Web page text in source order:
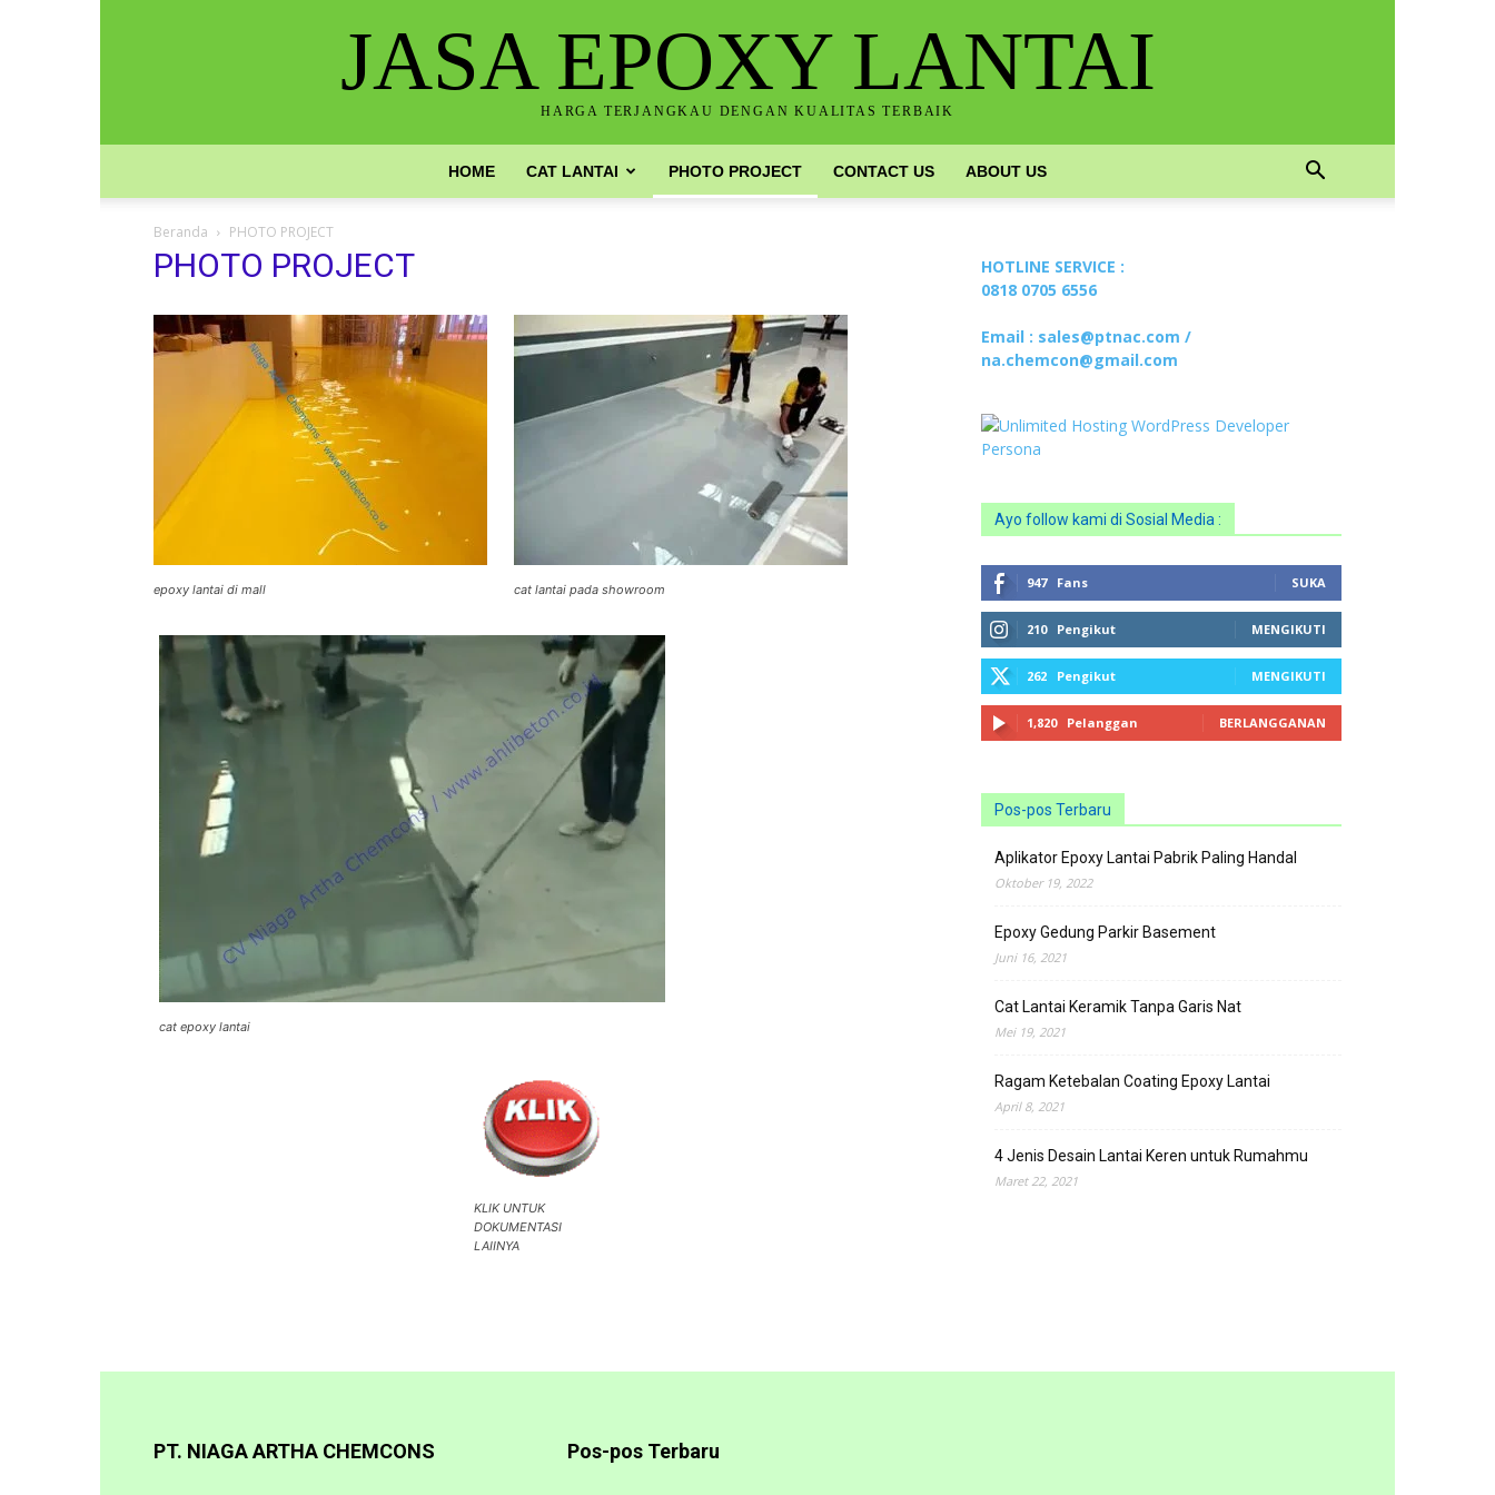
JASA EPOXY LANTAI
HARGA TERJANGKAU DENGAN KUALITAS TERBAIK
HOME CAT LANTAI PHOTO PROJECT CONTACT US ABOUT US
Beranda PHOTO PROJECT
PHOTO PROJECT
epoxy lantai di mall cat lantai pada showroom
cat epoxy lantai
KLIK UNTUK
DOKUMENTASI
LAIINYA
HOTLINE SERVICE :
0818 0705 6556
Email : sales@ptnac.com /
na.chemcon@gmail.com
Ayo follow kami di Sosial Media :
947 Fans SUKA
210 Pengikut MENGIKUTI
262 Pengikut MENGIKUTI
1,820 Pelanggan BERLANGGANAN
Pos-pos Terbaru
Aplikator Epoxy Lantai Pabrik Paling Handal
Oktober 19, 2022
Epoxy Gedung Parkir Basement
Juni 16, 2021
Cat Lantai Keramik Tanpa Garis Nat
Mei 19, 2021
Ragam Ketebalan Coating Epoxy Lantai
April 8, 2021
4 Jenis Desain Lantai Keren untuk Rumahmu
Maret 22, 2021
PT. NIAGA ARTHA CHEMCONS Pos-pos Terbaru